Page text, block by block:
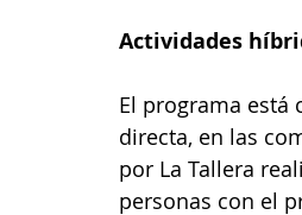
Actividades
El programa está
directa, en las
por La Tallera
personas con el